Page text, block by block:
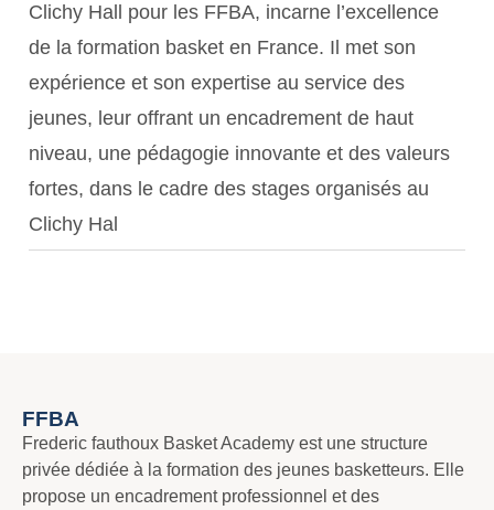
Clichy Hall pour les FFBA, incarne l’excellence
de la formation basket en France. Il met son
expérience et son expertise au service des
jeunes, leur offrant un encadrement de haut
niveau, une pédagogie innovante et des valeurs
fortes, dans le cadre des stages organisés au
Clichy Hal
FFBA
Frederic fauthoux Basket Academy est une structure
privée dédiée à la formation des jeunes basketteurs. Elle
propose un encadrement professionnel et des